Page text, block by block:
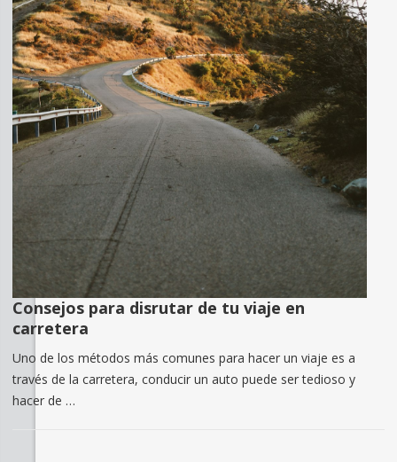
Consejos para disrutar de tu viaje en
carretera
Uno de los métodos más comunes para hacer un viaje es a
través de la carretera, conducir un auto puede ser tedioso y
hacer de …